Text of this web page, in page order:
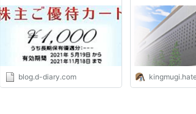
blog.d-diary.com
(3048)」 - き
株売買で儲け